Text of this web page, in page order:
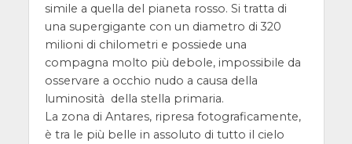
simile a quella del pianeta rosso. Si tratta di
una supergigante con un diametro di 320
milioni di chilometri e possiede una
compagna molto più debole, impossibile da
osservare a occhio nudo a causa della
luminosità della stella primaria.
La zona di Antares, ripresa fotograficamente,
è tra le più belle in assoluto di tutto il cielo